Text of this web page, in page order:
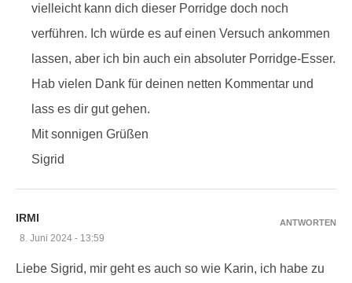
vielleicht kann dich dieser Porridge doch noch
verführen. Ich würde es auf einen Versuch ankommen
lassen, aber ich bin auch ein absoluter Porridge-Esser.
Hab vielen Dank für deinen netten Kommentar und
lass es dir gut gehen.
Mit sonnigen Grüßen
Sigrid
IRMI
8. Juni 2024 - 13:59
Liebe Sigrid, mir geht es auch so wie Karin, ich habe zu
ANTWORTEN